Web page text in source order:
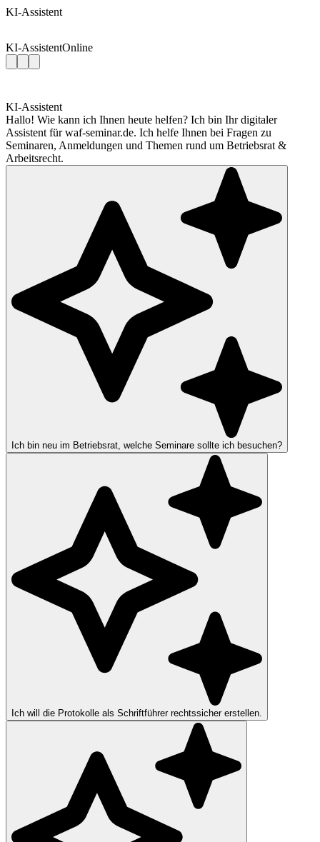
KI-Assistent
KI-AssistentOnline
KI-Assistent
Hallo! Wie kann ich Ihnen heute helfen? Ich bin Ihr digitaler
Assistent für waf-seminar.de. Ich helfe Ihnen bei Fragen zu
Seminaren, Anmeldungen und Themen rund um Betriebsrat &
Arbeitsrecht.
Ich bin neu im Betriebsrat, welche Seminare sollte ich besuchen?
Ich will die Protokolle als Schriftführer rechtssicher erstellen.